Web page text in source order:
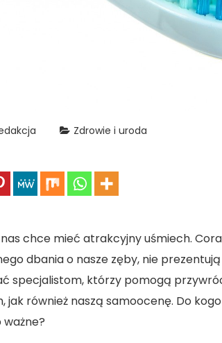
Zdrowie i uroda
chce mieć atrakcyjny uśmiech.
dbania o nasze zęby, nie
specjalistom, którzy pomogą
jak również naszą samoocenę. Do
ważne?